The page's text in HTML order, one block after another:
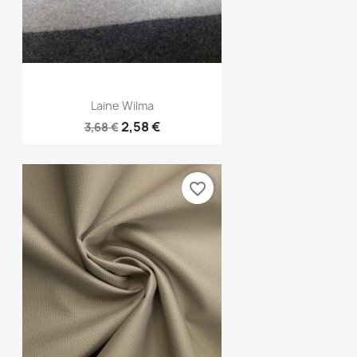
Aperçu rapide
Laine Wilma
3,68 €2,58 €
favorite_border